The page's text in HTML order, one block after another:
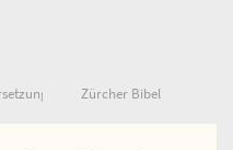
Zürcher Bibel